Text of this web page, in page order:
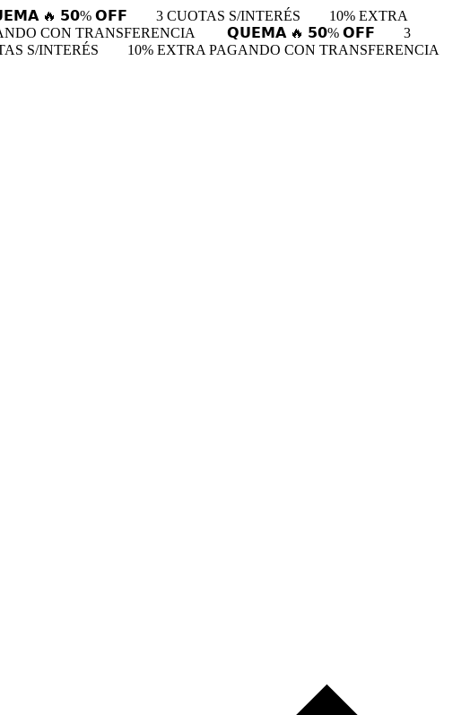
🔥 𝟱𝟬% 𝗢𝗙𝗙 3 CUOTAS S/INTERÉS
10% EXTRA
CON TRANSFERENCIA 𝗤𝗨𝗘𝗠𝗔 🔥 𝟱𝟬% 𝗢𝗙𝗙
3
S/INTERÉS 10% EXTRA PAGANDO CON TRANSFERENCIA